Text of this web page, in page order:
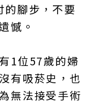
腳步，不要
憾。
1位57歲的婦
有吸菸史，也
無法接受手術